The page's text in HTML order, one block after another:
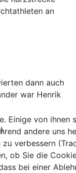
an
dann auch
war Henrik
Einige von ihnen
andere uns
verbessern
ob Sie die
bei einer